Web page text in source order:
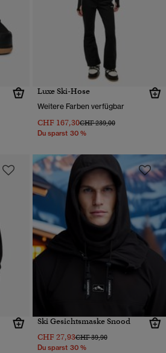
Luxe Ski-Hose
Weitere Farben verfügbar
CHF 167,30Preis wurde reduziert von
CHF 239,00bis
Du sparst 30 %
Ski Gesichtsmaske Snood
CHF 27,93Preis wurde reduziert von
CHF 39,90bis
Du sparst 30 %